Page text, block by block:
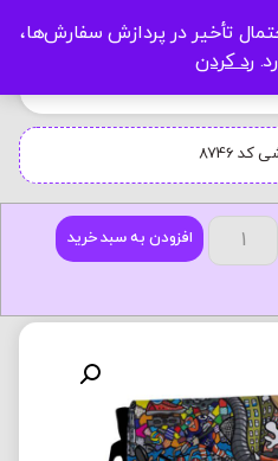
تأخیر در پردازش سفارش‌ها،
رد کردن
8746
افزودن به سبد خرید